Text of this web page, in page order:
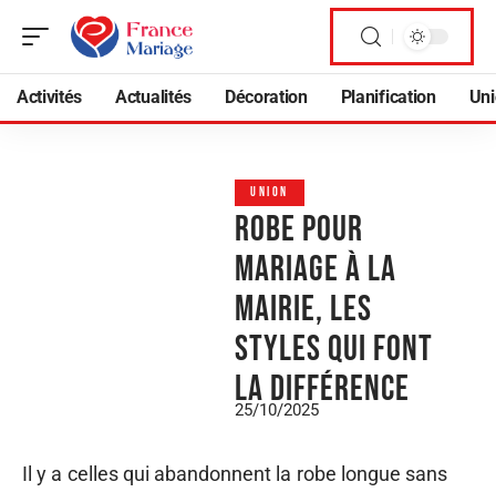
Activités Actualités Décoration Planification
UNION
Robe pour
mariage à la
mairie, les
styles qui font
la différence
25/10/2025
Il y a celles qui abandonnent la robe longue sans